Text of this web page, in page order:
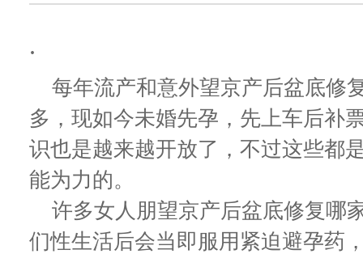
.
每年流产和意外望京产后盆底修
多，现如今未婚先孕，先上车后补
识也是越来越开放了，不过这些都
能为力的。
许多女人朋望京产后盆底修复哪
们性生活后会当即服用紧迫避孕药